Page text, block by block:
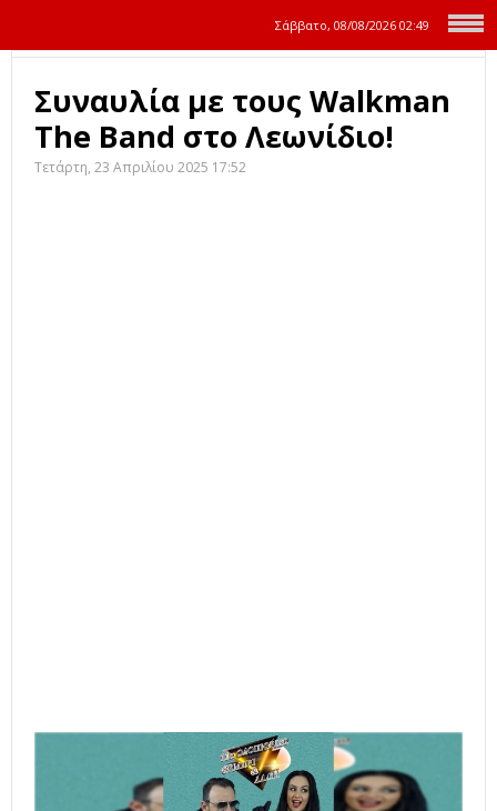
Σάββατο, 08/08/2026 02:49
Συναυλία με τους Walkman
The Band στο Λεωνίδιο!
Τετάρτη, 23 Απριλίου 2025 17:52